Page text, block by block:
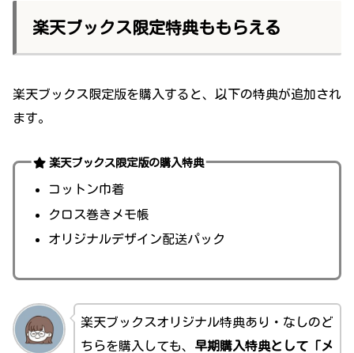
楽天ブックス限定特典ももらえる
楽天ブックス限定版を購入すると、以下の特典が追加され
ます。
楽天ブックス限定版の購入特典
コットン巾着
クロス巻きメモ帳
オリジナルデザイン配送パック
楽天ブックスオリジナル特典あり・なしのど
ちらを購入しても、 早期購入特典として「メ